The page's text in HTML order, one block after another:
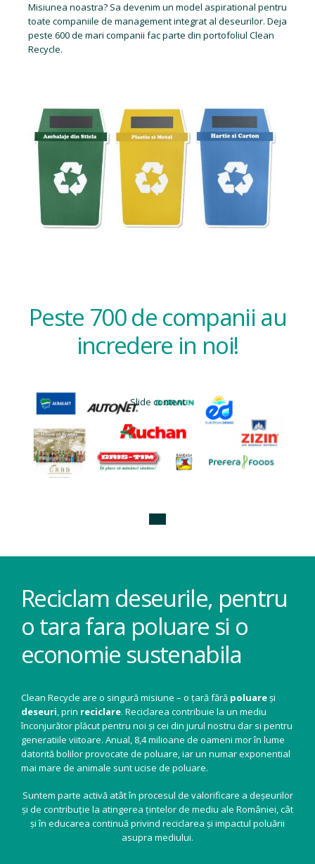
Misiunea noastra? Sa devenim un model aspirational pentru
toate companiile de management integrat al deseurilor. Deja
peste 600 de mari companii fac parte din portofoliul Clean
Recycle.
Peste 700 de companii au
incredere in noi!
Slide content
Reciclam deseurile, pentru
o tara fara poluare si o
economie sustenabila
Clean Recycle are o singură misiune – o țară fără poluareși
deseuri, prin reciclare. Reciclarea contribuie la un mediu
înconjurător plăcut pentru noi și cei din jurul nostru dar si pentru
generatiile viitoare. Anual, 8,4 milioane de oameni mor în lume
datorită bolilor provocate de poluare, iar un numar exponential
mai mare de animale sunt ucise de poluare.
Suntem parte activă atât în procesul de valorificare a deșeurilor
și de contribuție la atingerea țintelor de mediu ale României, cât
și în educarea continuă privind reciclarea și impactul poluării
asupra mediului.